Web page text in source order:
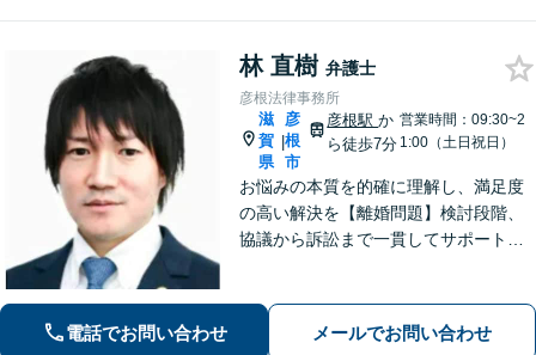
林 直樹 弁護士
彦根法律事務所
滋
賀
県
|
彦
根
市
彦根駅か
ら徒歩7分
営業時間：09:30~2
1:00（土日祝日）
お悩みの本質を的確に理解し、満足度
の高い解決を【離婚問題】検討段階、
協議から訴訟まで一貫してサポート
求など幅広く対応【オンライン面談】
【彦根駅7分】
電話でお問い合わせ メールでお問い合わせ